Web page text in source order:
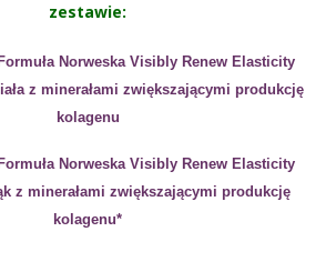
zestawie:
Formuła Norweska Visibly Renew Elasticity
z minerałami zwiększającymi produkcję
kolagenu
Formuła Norweska Visibly Renew Elasticity
z minerałami zwiększającymi produkcję
kolagenu*